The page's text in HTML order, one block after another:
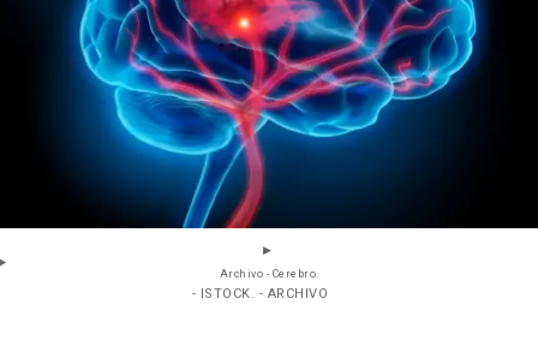
Archivo - Cerebro.
- ISTOCK. - ARCHIVO